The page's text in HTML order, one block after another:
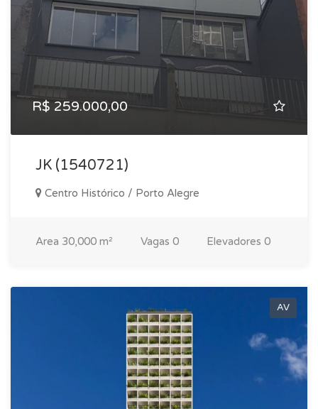
R$ 259.000,00
JK (1540721)
Centro Histórico / Porto Alegre
Area 30,000 m² Vagas 0 Elevadores 0
AV